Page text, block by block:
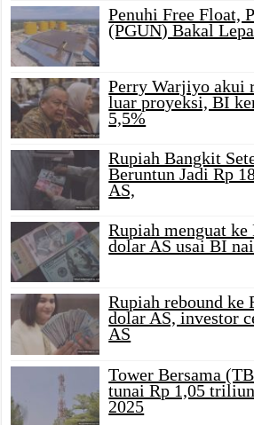
Penuhi Free Float,
(PGUN) Bakal
Perry Warjiyo akui
luar proyeksi, BI
5,5%
Rupiah Bangkit
Beruntun Jadi Rp
AS,
Rupiah menguat ke
dolar AS usai BI
Rupiah rebound ke
dolar AS, investor
AS
Tower Bersama
tunai Rp 1,05
2025